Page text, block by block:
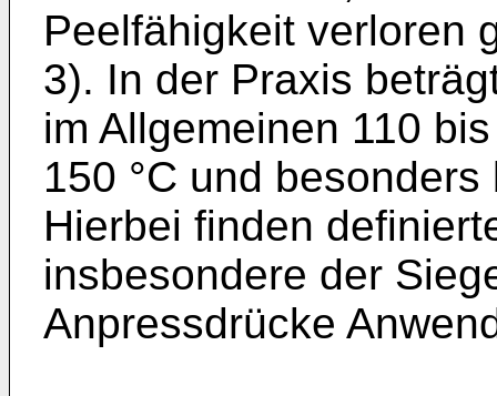
Peelfähigkeit verloren
3). In der Praxis
im Allgemeinen 110
150 °C und
Hierbei finden
insbesondere der
Anpressdrücke